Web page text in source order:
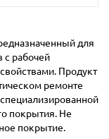
для
с рабочей
Продукт
ремонте
покрытия. Не
покрытие.